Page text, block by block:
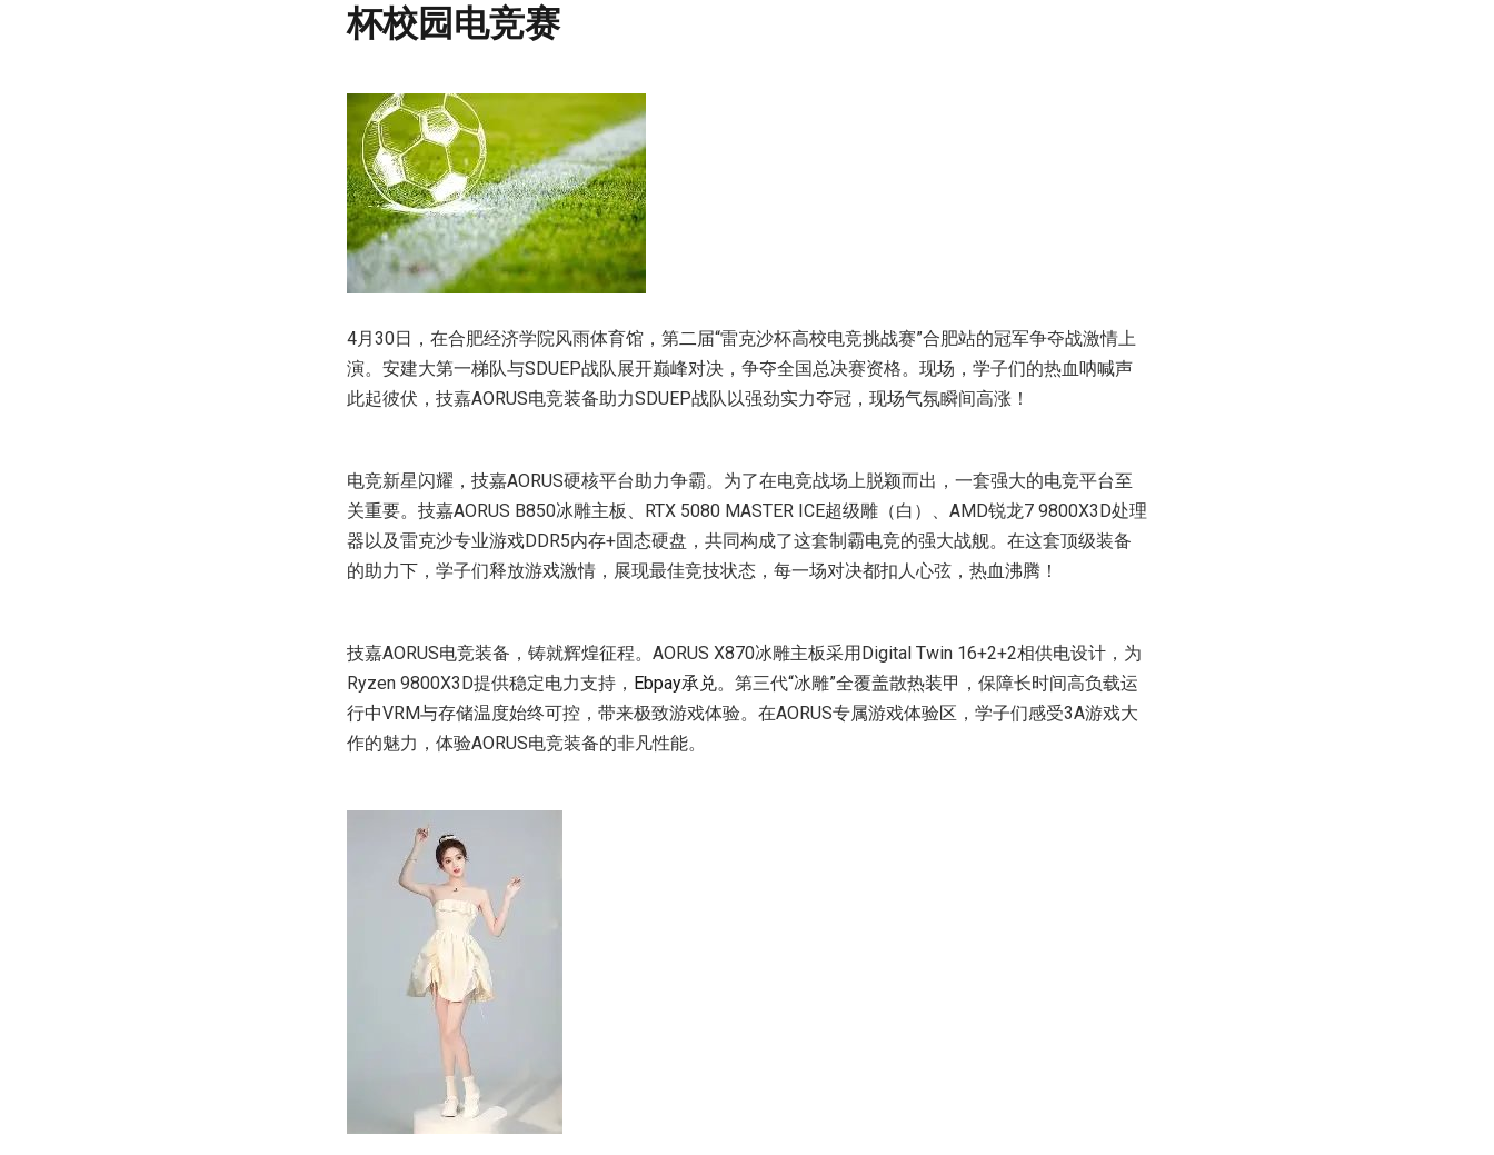
杯校园电竞赛
4月30日，在合肥经济学院风雨体育馆，第二届“雷克沙杯高校电竞挑战赛”合肥站的冠军争夺战激情上
演。安建大第一梯队与SDUEP战队展开巅峰对决，争夺全国总决赛资格。现场，学子们的热血呐喊声
此起彼伏，技嘉AORUS电竞装备助力SDUEP战队以强劲实力夺冠，现场气氛瞬间高涨！
电竞新星闪耀，技嘉AORUS硬核平台助力争霸。为了在电竞战场上脱颖而出，一套强大的电竞平台至
关重要。技嘉AORUS B850冰雕主板、RTX 5080 MASTER ICE超级雕（白）、AMD锐龙7 9800X3D处理
器以及雷克沙专业游戏DDR5内存+固态硬盘，共同构成了这套制霸电竞的强大战舰。在这套顶级装备
的助力下，学子们释放游戏激情，展现最佳竞技状态，每一场对决都扣人心弦，热血沸腾！
技嘉AORUS电竞装备，铸就辉煌征程。AORUS X870冰雕主板采用Digital Twin 16+2+2相供电设计，为
Ryzen 9800X3D提供稳定电力支持， Ebpay承兑。第三代“冰雕”全覆盖散热装甲，保障长时间高负载运
行中VRM与存储温度始终可控，带来极致游戏体验。在AORUS专属游戏体验区，学子们感受3A游戏大
作的魅力，体验AORUS电竞装备的非凡性能。